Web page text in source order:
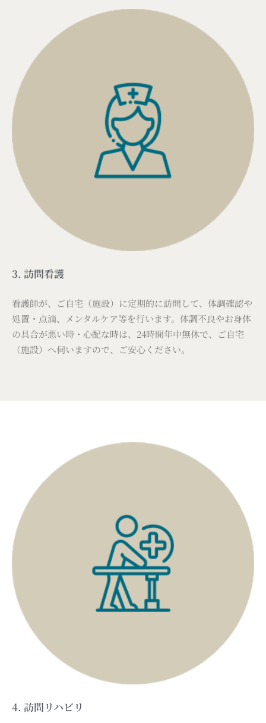
3. 訪問看護
看護師が、ご自宅（施設）に定期的に訪問して、体調確認や
処置・点滴、メンタルケア等を行います。体調不良やお身体
の具合が悪い時・心配な時は、24時間年中無休で、ご自宅
（施設）へ伺いますので、ご安心ください。
4. 訪問リハビリ